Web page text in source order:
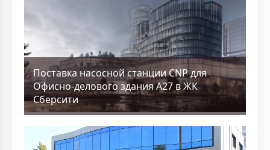
Поставка насосной станции CNP для
Офисно-делового здания А27 в ЖК
Сберсити